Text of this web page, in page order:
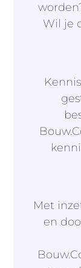
Wil je
Met
en